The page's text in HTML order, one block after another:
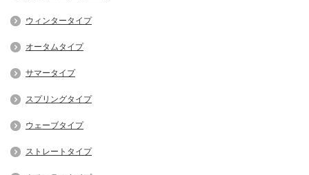
ウィンタータイプ
オータムタイプ
サマータイプ
スプリングタイプ
ウェーブタイプ
ストレートタイプ